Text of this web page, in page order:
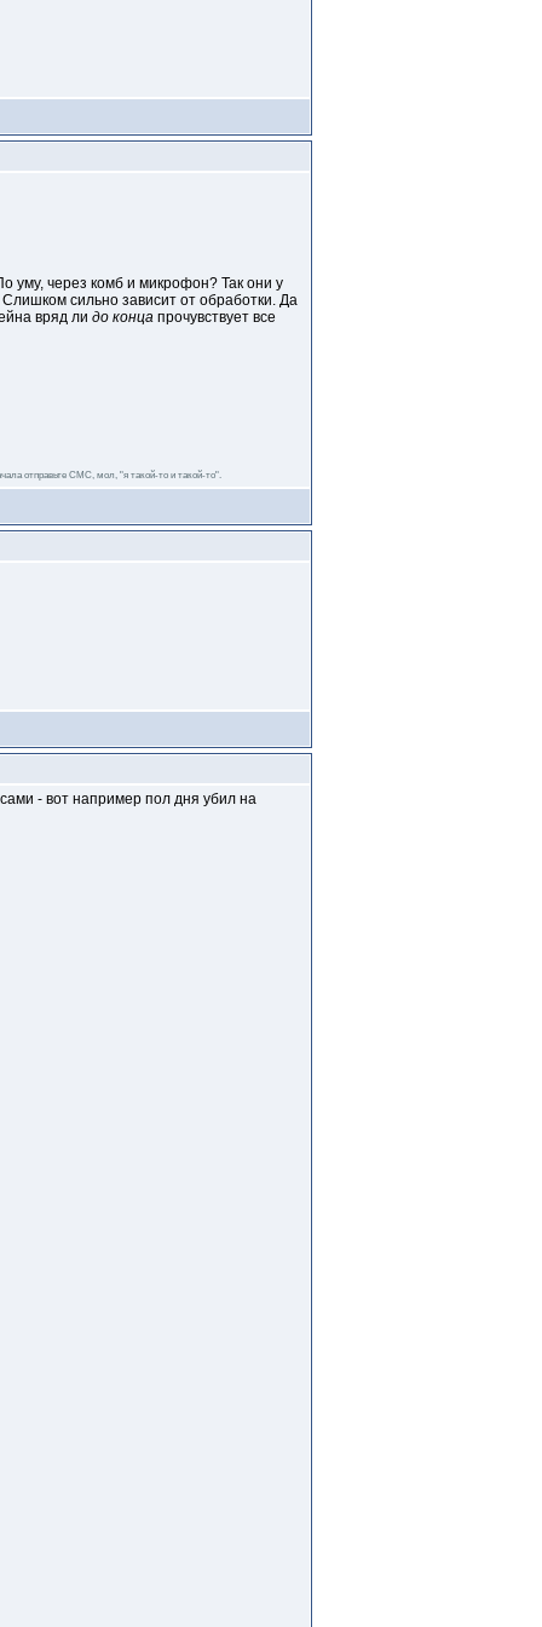
уму, через комб и микрофон? Так они у
сильно зависит от обработки. Да
вряд ли до конца прочувствует все
отправьте СМС, мол, "я такой-то и такой-то".
- вот например пол дня убил на